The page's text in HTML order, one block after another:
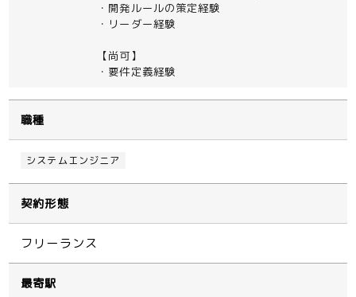
・開発ルールの策定経験
・リーダー経験
【尚可】
・要件定義経験
職種
システムエンジニア
契約形態
フリーランス
最寄駅